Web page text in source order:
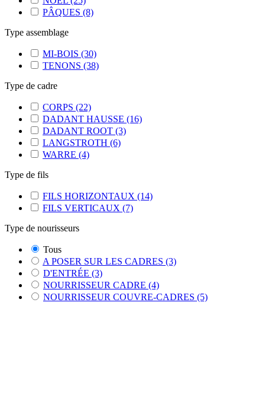
PÂQUES (8)
Type assemblage
MI-BOIS (30)
TENONS (38)
Type de cadre
CORPS (22)
DADANT HAUSSE (16)
DADANT ROOT (3)
LANGSTROTH (6)
WARRE (4)
Type de fils
FILS HORIZONTAUX (14)
FILS VERTICAUX (7)
Type de nourisseurs
Tous
A POSER SUR LES CADRES (3)
D'ENTRÉE (3)
NOURRISSEUR CADRE (4)
NOURRISSEUR COUVRE-CADRES (5)